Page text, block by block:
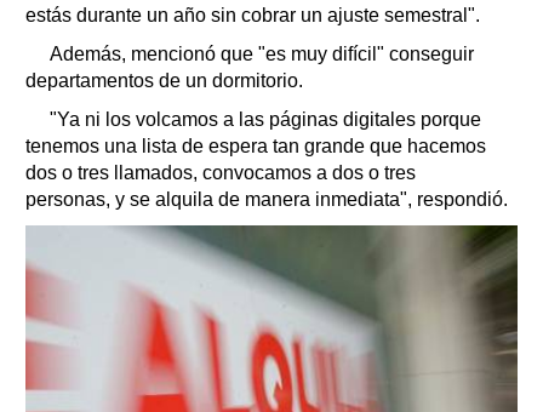
estás durante un año sin cobrar un ajuste semestral".
Además, mencionó que "es muy difícil" conseguir
departamentos de un dormitorio.
"Ya ni los volcamos a las páginas digitales porque
tenemos una lista de espera tan grande que hacemos
dos o tres llamados, convocamos a dos o tres
personas, y se alquila de manera inmediata", respondió.